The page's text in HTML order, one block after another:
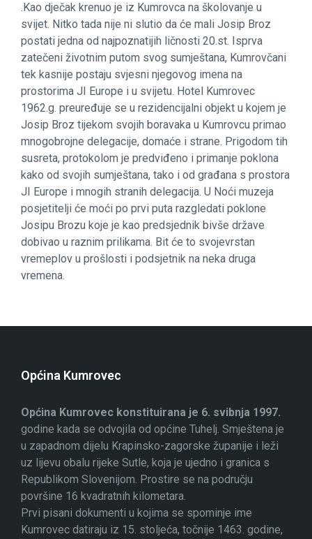
.Kao dječak krenuo je iz Kumrovca na školovanje u
svijet. Nitko tada nije ni slutio da će mali Josip Broz
postati jedna od najpoznatijih ličnosti 20.st. Isprva
zatečeni životnim putom svog sumještana, Kumrovčani
tek kasnije postaju svjesni njegovog imena na
prostorima JI Europe i u svijetu. Hotel Kumrovec
1962.g. preuređuje se u rezidencijalni objekt u kojem je
Josip Broz tijekom svojih boravaka u Kumrovcu primao
mnogobrojne delegacije, domaće i strane. Prigodom tih
susreta, protokolom je predviđeno i primanje poklona
kako od svojih sumještana, tako i od građana s prostora
JI Europe i mnogih stranih delegacija. U Noći muzeja
posjetitelji će moći po prvi puta razgledati poklone
Josipu Brozu koje je kao predsjednik bivše države
dobivao u raznim prilikama. Bit će to svojevrstan
vremeplov u prošlosti i podsjetnik na neka druga
vremena.
Općina Kumrovec
Općina Kumrovec konstituirana je 6. svibnja 1997.
godine kada se odvojila od općine Tuhelj. Smještena je
u zapadnom dijelu Krapinsko-zagorske županije i leži
uz lijevu obalu rijeke Sutle, koja je ujedno i granica s
Republikom Slovenijom. Prostire se na području
površine 16 kvadratnih kilometara.
Prvi pisani dokumenti u kojima se spominje ime
Kumrovec datiraju iz 15. stoljeća, točnije 1463. godine,